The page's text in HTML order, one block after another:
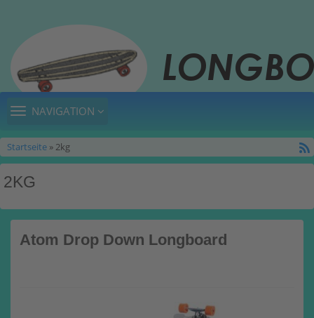
TOGGLE
NAVIGATION
Startseite » 2kg
2KG
Atom Drop Down Longboard